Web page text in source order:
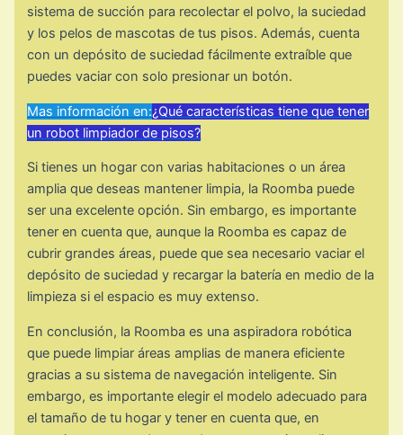
sistema de succión para recolectar el polvo, la suciedad
y los pelos de mascotas de tus pisos. Además, cuenta
con un depósito de suciedad fácilmente extraíble que
puedes vaciar con solo presionar un botón.
Mas información en:¿Qué características tiene que tener
un robot limpiador de pisos?
Si tienes un hogar con varias habitaciones o un área
amplia que deseas mantener limpia, la Roomba puede
ser una excelente opción. Sin embargo, es importante
tener en cuenta que, aunque la Roomba es capaz de
cubrir grandes áreas, puede que sea necesario vaciar el
depósito de suciedad y recargar la batería en medio de la
limpieza si el espacio es muy extenso.
En conclusión, la Roomba es una aspiradora robótica
que puede limpiar áreas amplias de manera eficiente
gracias a su sistema de navegación inteligente. Sin
embargo, es importante elegir el modelo adecuado para
el tamaño de tu hogar y tener en cuenta que, en